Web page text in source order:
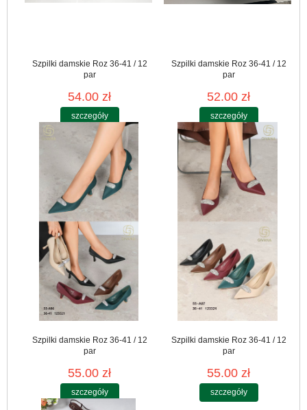
Szpilki damskie Roz 36-41 / 12
par
54.00 zł
szczegóły
Szpilki damskie Roz 36-41 / 12
par
52.00 zł
szczegóły
Szpilki damskie Roz 36-41 / 12
par
55.00 zł
szczegóły
Szpilki damskie Roz 36-41 / 12
par
55.00 zł
szczegóły